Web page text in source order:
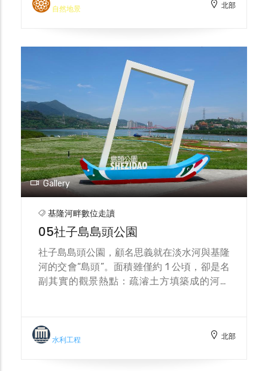
下、距離逾二百公尺；迎敵船時鳴鑼相禮、隨
今日走進洲美屈原宮，仍可在正殿右壁見到
「龍舟競渡」的浮雕，具象地把水信仰與端午
民俗鎔鑄於廟宇美學之中；而更廣的流域視角
也顯示，從艋舺、錫口到社子與洲尾，水仙尊
王成為河港人群在災後縫合與認同形塑的核心
象徵。端午競渡則將祈安、團結與臨水生活的
技藝，化為共同身體的節律，延續至今。
側有「大半地區屬容易流失的土地」——大水
面，清末行政與自然村落顯示，社仔庄（社
子）下轄三角埔仔、渡仔頭、葫蘆、後港墘等
水邊聚落；對岸興直堡與浮洲仔、中洲埔、和
尚洲等多以小溝、渡口往來，水路既是生活日
常，也是生計所繫。為分攤沖淤與收成不確
定，島北中洲埔形成「抽籤換地」（俗稱「李
復發號」「七十股公產」）制度，按地勢與耕
作條件輪替耕作，展現高風險環境下的在地韌
性。沿線渡口中，以「渡仔頭」最具辨識度；
近岸灘地與河汊提供良好棲地，曾盛產蜆並發
展蜆精加工，與「渡船頭」「番仔溝」等節點
連成社子與大稻埕北緣的水上交通與採集網
道分隔社子與大龍峒，約在今大同區老師里一
帶，過去是基隆河注入淡水河主流的第一個出
口。1960年代淡水河防洪「治本」規畫曾擬
封堵番仔溝兩端，讓基隆河直接導流至關渡，
間的「水上走廊」遂轉化為陸上道路與下水道
系統，島—城—水的歷史連結就此位移到地下
自然地景 北部
Gallery
基隆河畔數位走讀
05社子島島頭公園
社子島島頭公園，顧名思義就在淡水河與基隆
河的交會“島頭”。面積雖僅約 1 公頃，卻是名
副其實的觀景熱點：疏濬土方填築成的河灘
右望關渡宮與關渡大橋，左眺遠處的觀音山，
水鳥掠過、白鷺點墨，前方紅樹林濕地與對岸
水利工程 北部